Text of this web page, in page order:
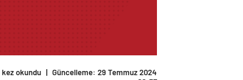
kez okundu | Güncelleme: 29 Temmuz 2024